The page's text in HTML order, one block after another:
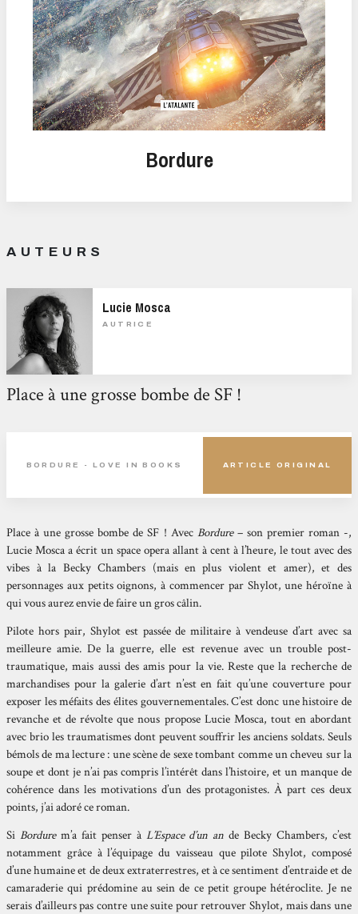
Bordure
AUTEURS
Lucie Mosca
AUTRICE
Place à une grosse bombe de SF !
BORDURE - LOVE IN BOOKS ARTICLE ORIGINAL
Place à une grosse bombe de SF ! Avec Bordure– son premier roman -,
Lucie Mosca a écrit un space opera allant à cent à l’heure, le tout avec des
vibes à la Becky Chambers (mais en plus violent et amer), et des
personnages aux petits oignons, à commencer par Shylot, une héroïne à
qui vous aurez envie de faire un gros câlin.
Pilote hors pair, Shylot est passée de militaire à vendeuse d’art avec sa
meilleure amie. De la guerre, elle est revenue avec un trouble post-
traumatique, mais aussi des amis pour la vie. Reste que la recherche de
marchandises pour la galerie d’art n’est en fait qu’une couverture pour
exposer les méfaits des élites gouvernementales. C’est donc une histoire de
revanche et de révolte que nous propose Lucie Mosca, tout en abordant
avec brio les traumatismes dont peuvent souffrir les anciens soldats. Seuls
bémols de ma lecture : une scène de sexe tombant comme un cheveu sur la
soupe et dont je n’ai pas compris l’intérêt dans l’histoire, et un manque de
cohérence dans les motivations d’un des protagonistes. À part ces deux
points, j’ai adoré ce roman.
SiBordure m’a fait penser à L’Espace d’un an de Becky Chambers, c’est
notamment grâce à l’équipage du vaisseau que pilote Shylot, composé
d’une humaine et de deux extraterrestres, et à ce sentiment d’entraide et de
camaraderie qui prédomine au sein de ce petit groupe hétéroclite. Je ne
serais d’ailleurs pas contre une suite pour retrouver Shylot, mais dans une